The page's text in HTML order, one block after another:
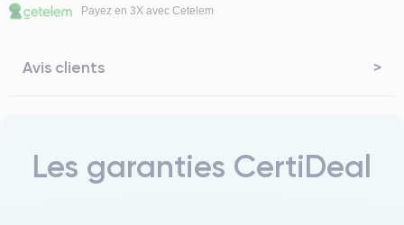
Payez en 3X avec Cetelem
Avis clients
Les garanties CertiDeal